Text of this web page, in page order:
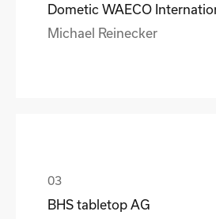
Dometic WAECO
Michael Reinecker
BHS tabletop AG